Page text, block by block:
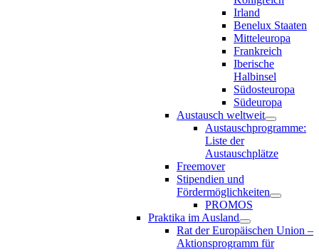
Irland
Benelux Staaten
Mitteleuropa
Frankreich
Iberische
Halbinsel
Südosteuropa
Südeuropa
Austausch weltweit
Austauschprogramme:
Liste der
Austauschplätze
Freemover
Stipendien und
Fördermöglichkeiten
PROMOS
Praktika im Ausland
Rat der Europäischen Union –
Aktionsprogramm für